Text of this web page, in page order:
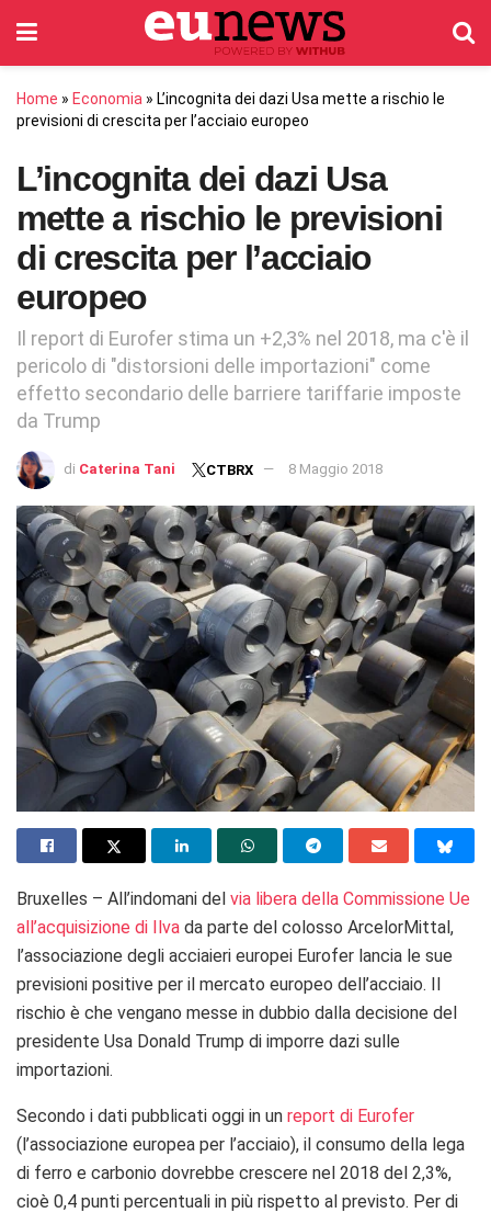
Home » Economia » L’incognita dei dazi Usa mette a rischio le
previsioni di crescita per l’acciaio europeo
L’incognita dei dazi Usa
mette a rischio le previsioni
di crescita per l’acciaio
europeo
Il report di Eurofer stima un +2,3% nel 2018, ma c'è il
pericolo di "distorsioni delle importazioni" come
effetto secondario delle barriere tariffarie imposte
da Trump
di Caterina Tani CTBRX 8 Maggio 2018
Bruxelles – All’indomani del via libera della Commissione Ue
all’acquisizione di Ilva da parte del colosso ArcelorMittal,
l’associazione degli acciaieri europei Eurofer lancia le sue
previsioni positive per il mercato europeo dell’acciaio. Il
rischio è che vengano messe in dubbio dalla decisione del
presidente Usa Donald Trump di imporre dazi sulle
importazioni.
Secondo i dati pubblicati oggi in un report di Eurofer
(l’associazione europea per l’acciaio), il consumo della lega
di ferro e carbonio dovrebbe crescere nel 2018 del 2,3%,
cioè 0,4 punti percentuali in più rispetto al previsto. Per di